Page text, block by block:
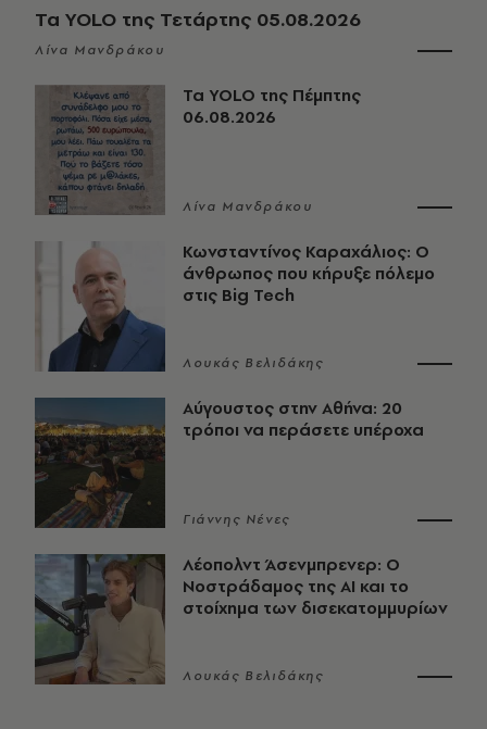
Τα YOLO της Τετάρτης 05.08.2026
Λίνα Μανδράκου
Τα YOLO της Πέμπτης
06.08.2026
Λίνα Μανδράκου
Κωνσταντίνος Καραχάλιος: Ο
άνθρωπος που κήρυξε πόλεμο
στις Big Tech
Λουκάς Βελιδάκης
Αύγουστος στην Αθήνα: 20
τρόποι να περάσετε υπέροχα
Γιάννης Νένες
Λέοπολντ Άσενμπρενερ: Ο
Νοστράδαμος της AI και το
στοίχημα των δισεκατομμυρίων
Λουκάς Βελιδάκης